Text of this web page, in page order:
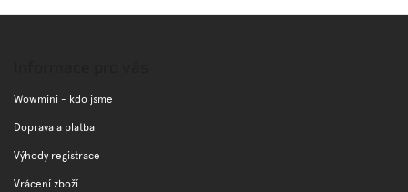
Wowmini - kdo jsme
Doprava a platba
Výhody registrace
Vrácení zboží